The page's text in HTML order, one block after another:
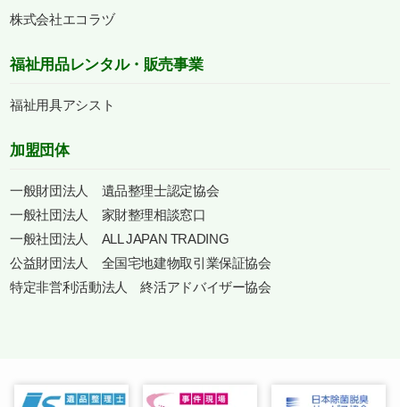
株式会社エコラヅ
福祉用品レンタル・販売事業
福祉用具アシスト
加盟団体
一般財団法人 遺品整理士認定協会
一般社団法人 家財整理相談窓口
一般社団法人 ALL JAPAN TRADING
公益財団法人 全国宅地建物取引業保証協会
特定非営利活動法人 終活アドバイザー協会